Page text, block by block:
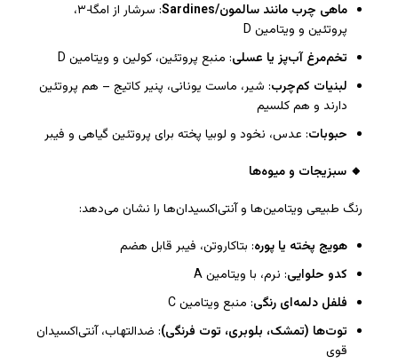
ماهی چرب مانند سالمون/Sardines
: سرشار از امگا‑۳،
پروتئین و ویتامین D
تخم‌مرغ آب‌پز یا عسلی: منبع پروتئین، کولین و ویتامین D
لبنیات کم‌چرب: شیر، ماست یونانی، پنیر کاتیج – هم پروتئین
دارند و هم کلسیم
حبوبات: عدس، نخود و لوبیا پخته برای پروتئین گیاهی و فیبر
🔸 سبزیجات و میوه‌ها
رنگ طبیعی ویتامین‌ها و آنتی‌اکسیدان‌ها را نشان می‌دهد:
هویج پخته یا پوره: بتاکاروتن، فیبر قابل هضم
کدو حلوایی: نرم، با ویتامین A
فلفل دلمه‌ای رنگی: منبع ویتامین C
توت‌ها (تمشک، بلوبری، توت فرنگی): ضدالتهاب، آنتی‌اکسیدان
قوی